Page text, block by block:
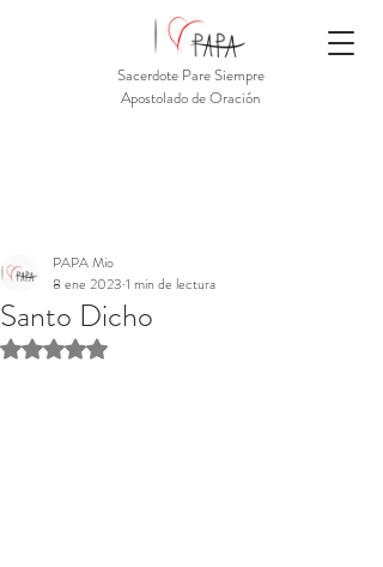
Sacerdote Pare Siempre
Apostolado de Oración
Santo Dicho
PAPA Mio
8 ene 2023 1 min de lectura
Obtuvo NaN de 5 estrellas.